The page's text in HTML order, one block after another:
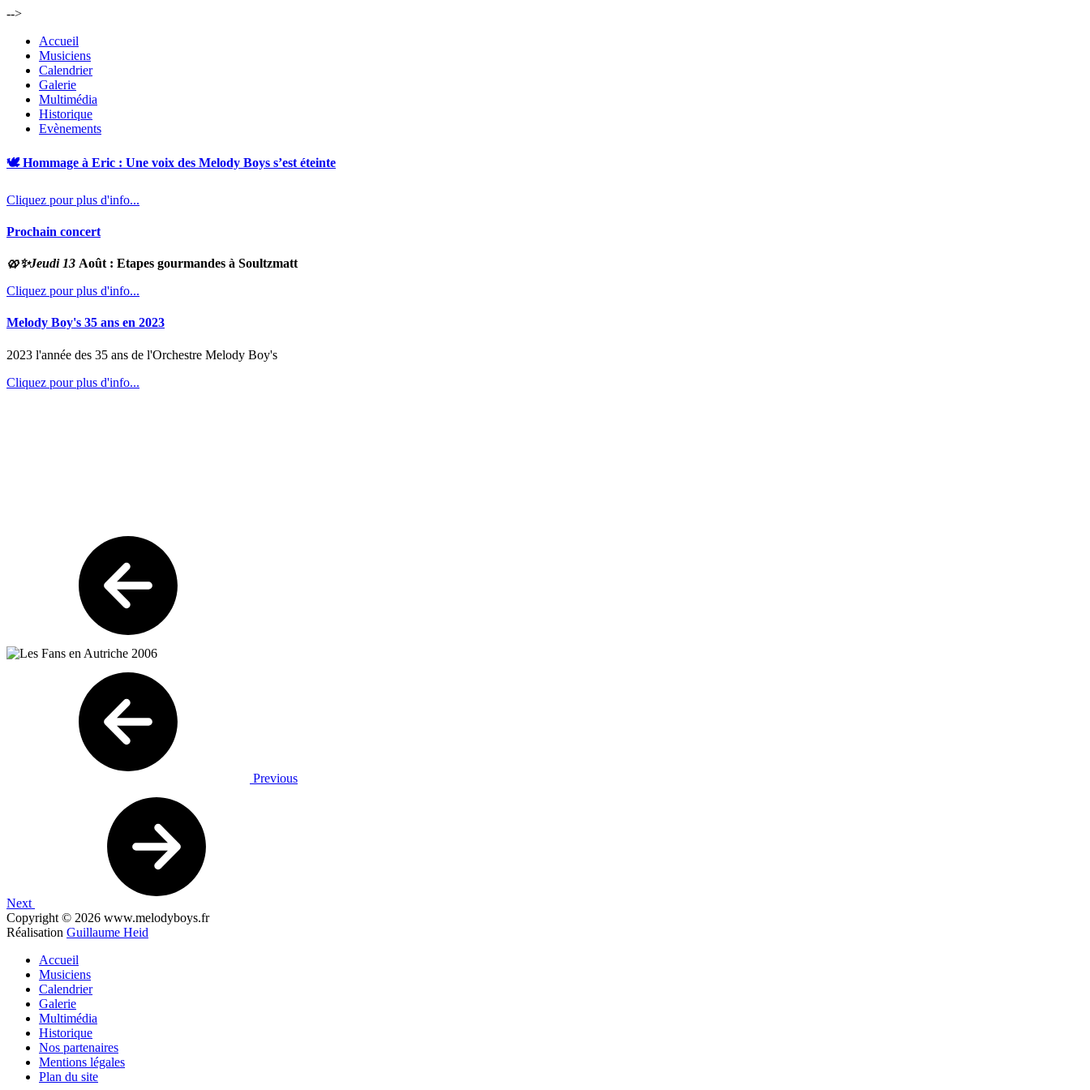
-->
Accueil
Musiciens
Calendrier
Galerie
Multimédia
Historique
Evènements
🕊️ Hommage à Eric : Une voix des Melody Boys s’est éteinte
Cliquez pour plus d'info...
Prochain concert
🥨✨Jeudi 13 Août : Etapes gourmandes à Soultzmatt
Cliquez pour plus d'info...
Melody Boy's 35 ans en 2023
2023 l'année des 35 ans de l'Orchestre Melody Boy's
Cliquez pour plus d'info...
Previous
Next
Copyright © 2026 www.melodyboys.fr
Réalisation Guillaume Heid
Accueil
Musiciens
Calendrier
Galerie
Multimédia
Historique
Nos partenaires
Mentions légales
Plan du site